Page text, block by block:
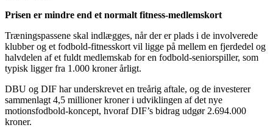
Prisen er mindre end et normalt fitness-medlemskort
Træningspassene skal indlægges, når der er plads i de involverede
klubber og et fodbold-fitnesskort vil ligge på mellem en fjerdedel og
halvdelen af et fuldt medlemskab for en fodbold-seniorspiller, som
typisk ligger fra 1.000 kroner årligt.
DBU og DIF har underskrevet en treårig aftale, og de investerer
sammenlagt 4,5 millioner kroner i udviklingen af det nye
motionsfodbold-koncept, hvoraf DIF’s bidrag udgør 2.694.000
kroner.